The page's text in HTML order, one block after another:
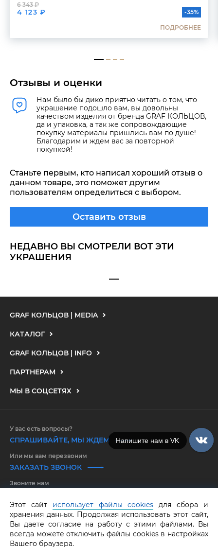
4 123 ₽
6 343 ₽
-35%
ПОДРОБНЕЕ
Отзывы и оценки
Нам было бы дико приятно читать о том, что
украшение подошло вам, вы довольны
качеством изделия от бренда GRAF КОЛЬЦОВ,
да и упаковка, а так же сопровождающие
покупку материалы пришлись вам по душе!
Благодарим и ждем вас за повторной
покупкой!
Оставить отзыв
Станьте первым, кто написал хороший отзыв о
данном товаре, это поможет другим
пользователям определиться с выбором.
НЕДАВНО ВЫ СМОТРЕЛИ ВОТ ЭТИ
УКРАШЕНИЯ
GRAF КОЛЬЦОВ | MEDIA
КАТАЛОГ
GRAF КОЛЬЦОВ | INFO
ПАРТНЕРАМ
МЫ В СОЦСЕТЯХ
GRAF КОЛЬЦОВ. Все права защищены.
У вас есть вопросы?
СПРАШИВАЙТЕ, МЫ ЖДЕМ
Или мы вам перезвоним
ЗАКАЗАТЬ ЗВОНОК
Звоните нам
Этот сайт использует файлы cookies для сбора и
хранения данных. Продолжая использовать этот сайт,
Вы даете согласие на работу с этими файлами. Вы
всегда можете отключить файлы cookies в настройках
Вашего браузера.
Напишите нам в Telegram